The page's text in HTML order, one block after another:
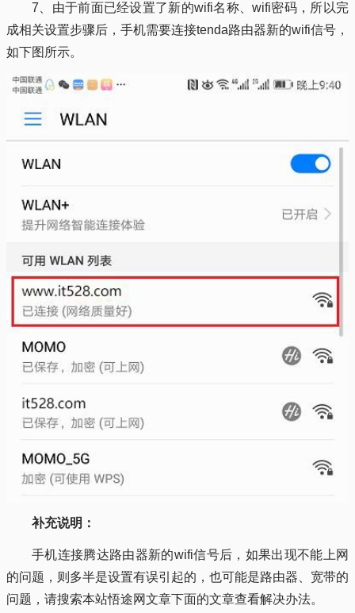
7、由于前面已经设置了新的wifi名称、wifi密码，所以完
成相关设置步骤后，手机需要连接tenda路由器新的wifi信号，
如下图所示。
补充说明：
手机连接腾达路由器新的wifi信号后，如果出现不能上网
的问题，则多半是设置有误引起的，也可能是路由器、宽带的
问题，请搜索本站悟途网文章下面的文章查看解决办法。